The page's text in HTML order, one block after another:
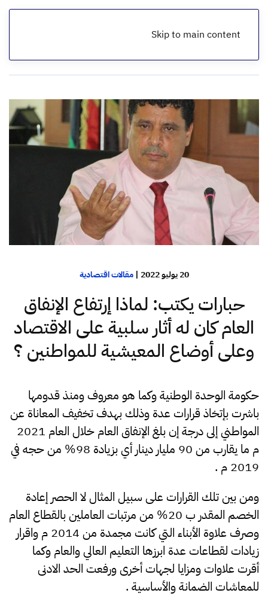
Skip to main content
الرئيسية
20 يوليو 2022 |مقالات اقتصادية
حبارات يكتب: لماذا إرتفاع الإنفاق
العام كان له أثار سلبية على الاقتصاد
وعلى أوضاع المعيشية للمواطنين ؟
حكومة الوحدة الوطنية وكما هو معروف ومنذ قدومها
باشرت بإتخاذ قرارات عدة وذلك بهدف تخفيف المعاناة عن
المواطني إلى درجة إن بلغ الإنفاق العام خلال العام 2021
م ما يقارب من 90 مليار دينار أي بزيادة ‎%‎98 من حجه في
2019 م .
ومن بين تلك القرارات على سبيل المثال لا الحصر إعادة
الخصم المقدر ب ‎%‎20 من مرتبات العاملين بالقطاع العام
وصرف علاوة الأبناء التي كانت مجمدة من 2014 م واقرار
زيادات لقطاعات عدة ابرزها التعليم العالي والعام وكما
أقرت علاوات ومزايا لجهات أخرى ورفعت الحد الادنى
للمعاشات الضمانة والأساسية .